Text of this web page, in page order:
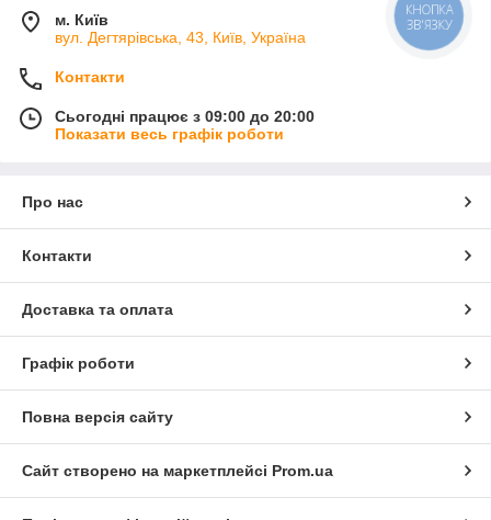
м. Київ
вул. Дегтярівська, 43, Київ, Україна
Контакти
Сьогодні працює з 09:00 до 20:00
Показати весь графік роботи
Про нас
Контакти
Доставка та оплата
Графік роботи
Повна версія сайту
Сайт створено на маркетплейсі Prom.ua
КНОПКА
ЗВ'ЯЗКУ